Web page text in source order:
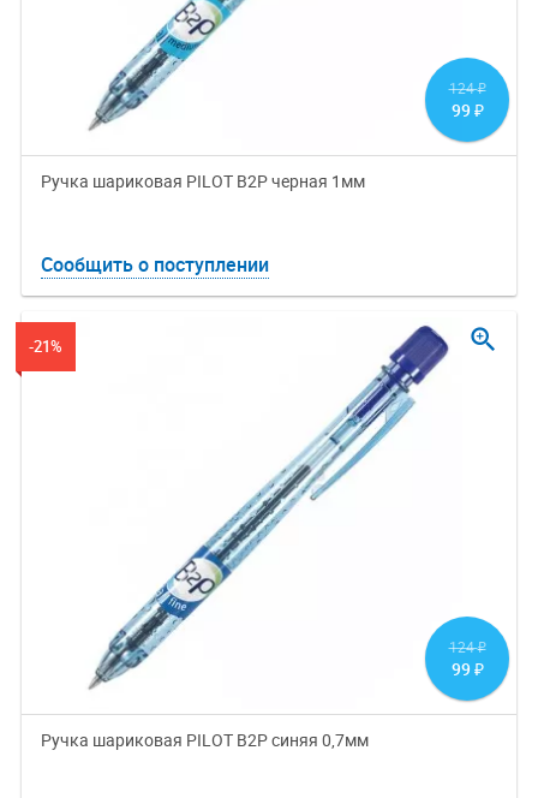
124₽
99 ₽
Ручка шариковая PILOT B2P черная 1мм
Сообщить о поступлении
-21%
124₽
99 ₽
Ручка шариковая PILOT B2P синяя 0,7мм
zoom_in